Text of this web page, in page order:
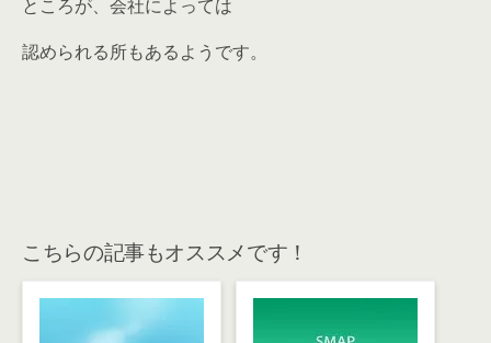
ところが、会社によっては
認められる所もあるようです。
こちらの記事もオススメです！